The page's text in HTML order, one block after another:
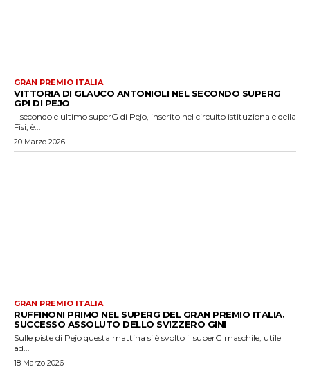
GRAN PREMIO ITALIA
VITTORIA DI GLAUCO ANTONIOLI NEL SECONDO SUPERG
GPI DI PEJO
Il secondo e ultimo superG di Pejo, inserito nel circuito istituzionale della
Fisi, è...
20 Marzo 2026
GRAN PREMIO ITALIA
RUFFINONI PRIMO NEL SUPERG DEL GRAN PREMIO ITALIA.
SUCCESSO ASSOLUTO DELLO SVIZZERO GINI
Sulle piste di Pejo questa mattina si è svolto il superG maschile, utile
ad...
18 Marzo 2026